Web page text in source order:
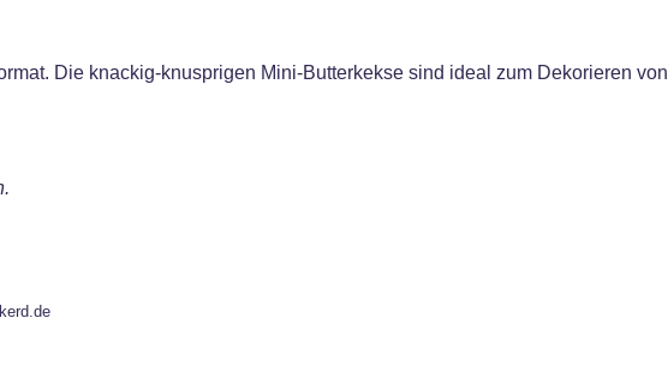
Die knackig-knusprigen Mini-Butterkekse sind ideal zum Dekorieren